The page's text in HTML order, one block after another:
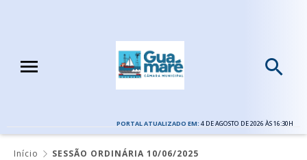
PORTAL ATUALIZADO EM: 4 DE AGOSTO DE 2026 ÀS 16:30H
Início SESSÃO ORDINÁRIA 10/06/2025